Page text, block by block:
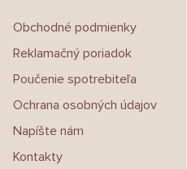
Obchodné podmienky
Reklamačný poriadok
Poučenie spotrebiteľa
Ochrana osobných údajov
Napíšte nám
Kontakty